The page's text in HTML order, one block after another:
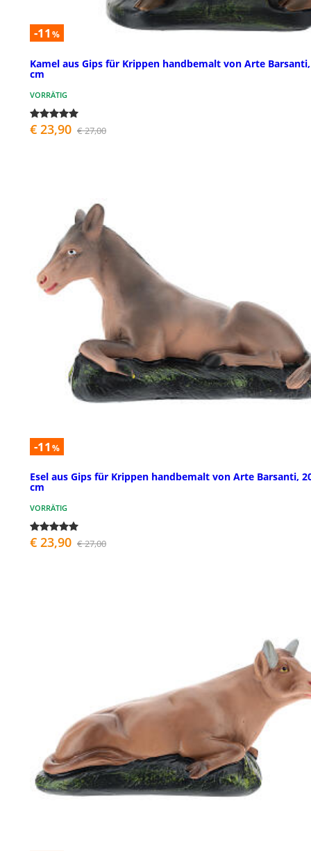
-11 %
Kamel aus Gips für Krippen handbemalt von Arte
cm
VORRÄTIG
€ 23,90 € 27,00
-11 %
Esel aus Gips für Krippen handbemalt von Arte Barsanti,
cm
VORRÄTIG
€ 23,90 € 27,00